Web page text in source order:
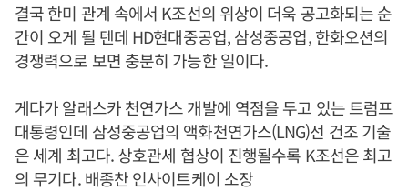
결국 한미 관계 속에서 K조선의 위상이 더욱 공고화되는 순
간이 오게 될 텐데 HD현대중공업, 삼성중공업, 한화오션의
경쟁력으로 보면 충분히 가능한 일이다.
게다가 알래스카 천연가스 개발에 역점을 두고 있는 트럼프
대통령인데 삼성중공업의 액화천연가스(LNG)선 건조 기술
은 세계 최고다. 상호관세 협상이 진행될수록 K조선은 최고
의 무기다. 배종찬 인사이트케이 소장